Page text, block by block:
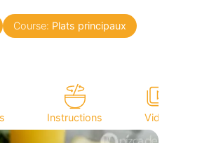
Course: Plats principaux
Instructions Video